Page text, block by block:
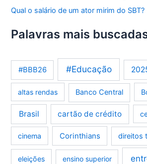
Qual o salário de um ator mirim do SBT?
Palavras mais
#BBB26 #Educação
altas rendas Banco Central
Brasil cartão de crédito
cinema Corinthians direitos
eleições ensino superior